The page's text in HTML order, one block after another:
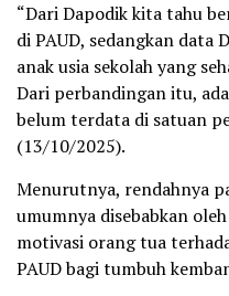
“Dari Dapodik kita tahu
di PAUD, sedangkan data
anak usia sekolah yang
Dari perbandingan itu,
belum terdata di satuan
(13/10/2025).
Menurutnya, rendahnya
umumnya disebabkan
motivasi orang tua
PAUD bagi tumbuh